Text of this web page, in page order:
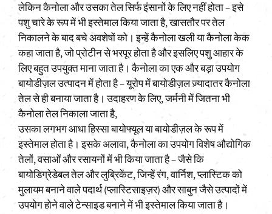
लेकिन कैनोला और उसका तेल सिर्फ इंसानों के लिए नहीं होता – इसे
पशु चारे के रूप में भी इस्तेमाल किया जाता है, खासतौर पर तेल
निकालने के बाद बचे अवशेषों को। इन्हें कैनोला खली या कैनोला केक
कहा जाता है, जो प्रोटीन से भरपूर होता है और इसलिए पशु आहार के
लिए बहुत उपयुक्त माना जाता है। कैनोला का एक और बड़ा उपयोग
बायोडीज़ल उत्पादन में होता है – यूरोप में बायोडीज़ल ज़्यादातर कैनोला
तेल से ही बनाया जाता है। उदाहरण के लिए, जर्मनी में जितना भी
कैनोला तेल निकाला जाता है,
उसका लगभग आधा हिस्सा बायोफ्यूल या बायोडीज़ल के रूप में
इस्तेमाल होता है। इसके अलावा, कैनोला का उपयोग विशेष औद्योगिक
तेलों, वसाओं और रसायनों में भी किया जाता है – जैसे कि
बायोडिग्रेडेबल तेल और लुब्रिकेंट, जिन्हें रंग, वार्निश, प्लास्टिक को
मुलायम बनाने वाले पदार्थ (प्लास्टिसाइज़र) और साबुन जैसे उत्पादों में
उपयोग होने वाले टेन्साइड बनाने में भी इस्तेमाल किया जाता है।